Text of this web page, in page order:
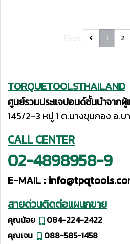
1 2
TORQUETOOLSTHAILAND
ศูนย์รวมประแจปอนด์ชั้นนำจาก
145/2-3 หมู่ 1 ต.บางขุนกอง อ.บ
CALL CENTER
02-4898958-9
E-MAIL :
สายด่วนติดต่อแผนกขาย
คุณน้อย
084-224-2422
คุณเจน
088-585-1458